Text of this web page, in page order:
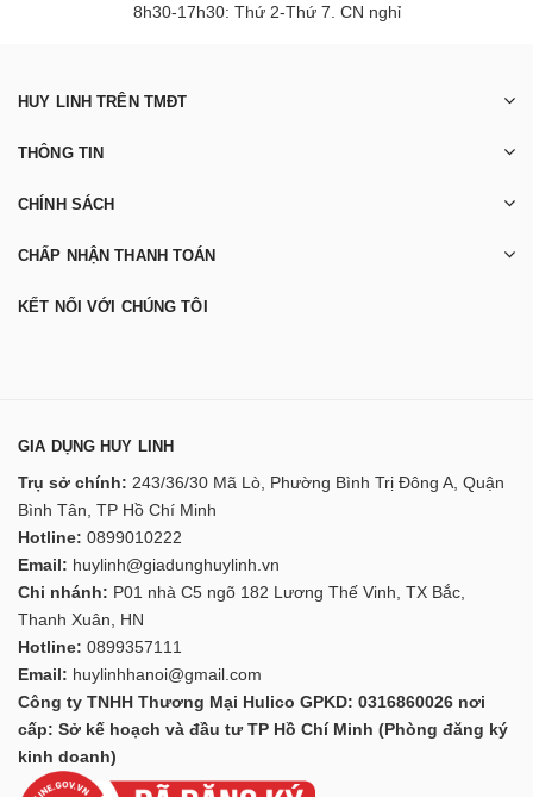
8h30-17h30: Thứ 2-Thứ 7. CN nghỉ
HUY LINH TRÊN TMĐT
THÔNG TIN
CHÍNH SÁCH
CHẤP NHẬN THANH TOÁN
KẾT NỐI VỚI CHÚNG TÔI
GIA DỤNG HUY LINH
Trụ sở chính: 243/36/30 Mã Lò, Phường Bình Trị Đông A, Quận
Bình Tân, TP Hồ Chí Minh
Hotline: 0899010222
Email: huylinh@giadunghuylinh.vn
Chi nhánh: P01 nhà C5 ngõ 182 Lương Thế Vinh, TX Bắc,
Thanh Xuân, HN
Hotline: 0899357111
Email: huylinhhanoi@gmail.com
Công ty TNHH Thương Mại Hulico GPKD: 0316860026 nơi
cấp: Sở kế hoạch và đầu tư TP Hồ Chí Minh (Phòng đăng ký
kinh doanh)